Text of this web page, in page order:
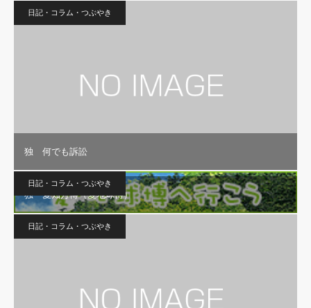
日記・コラム・つぶやき
独 何でも訴訟
日記・コラム・つぶやき
独 愛知万博（愛地球博）
日記・コラム・つぶやき